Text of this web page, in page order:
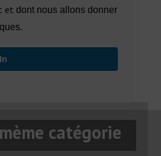
etdont nous allons donner
catégorie